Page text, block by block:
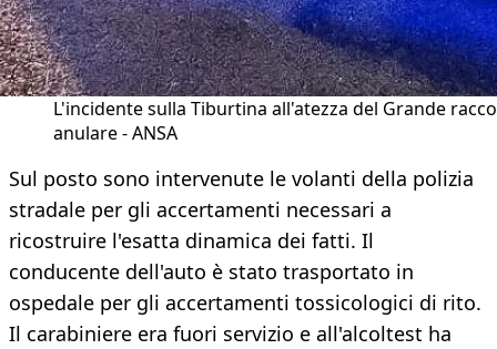
L'incidente sulla Tiburtina all'atezza del Grande
anulare - ANSA
Sul posto sono intervenute le volanti della polizia
stradale per gli accertamenti necessari a
ricostruire l'esatta dinamica dei fatti. Il
conducente dell'auto è stato trasportato in
ospedale per gli accertamenti tossicologici di rito.
Il carabiniere era fuori servizio e all'alcoltest ha